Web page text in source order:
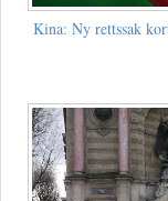
Kina: Ny rettssak